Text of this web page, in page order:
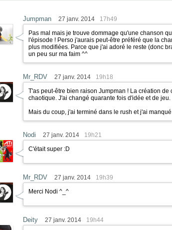
Jumpman 27 janv. 2014 17h49
Pas mal mais je trouve dommage qu'une chanson
l'épisode ! Perso j'aurais peut-être préféré que la
plus modifiées. Parce que j'ai adoré le reste (donc
un peu sur ma faim ^^
Mr_RDV 27 janv. 2014 19h18
T'as peut-être bien raison Jumpman ! La création
chaotique. J'ai changé quarante fois d'idée et de
Mais du coup, j'ai terminé dans le rush et j'ai
Nodi 27 janv. 2014 19h21
C'était super :D
Mr_RDV 27 janv. 2014 19h39
Merci Nodi ^_^
Deity 27 janv. 2014 19h44